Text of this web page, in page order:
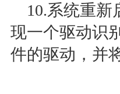
10.系统重
现一个驱动识
件的驱动，并